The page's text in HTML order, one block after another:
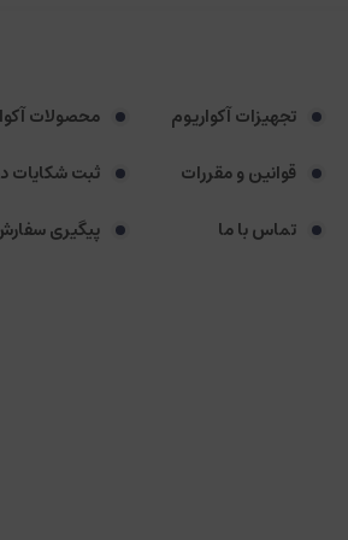
تجهیزات آکواریوم
محصولات
قوانین و مقررات
ثبت شکایات
تماس با ما پیگیری